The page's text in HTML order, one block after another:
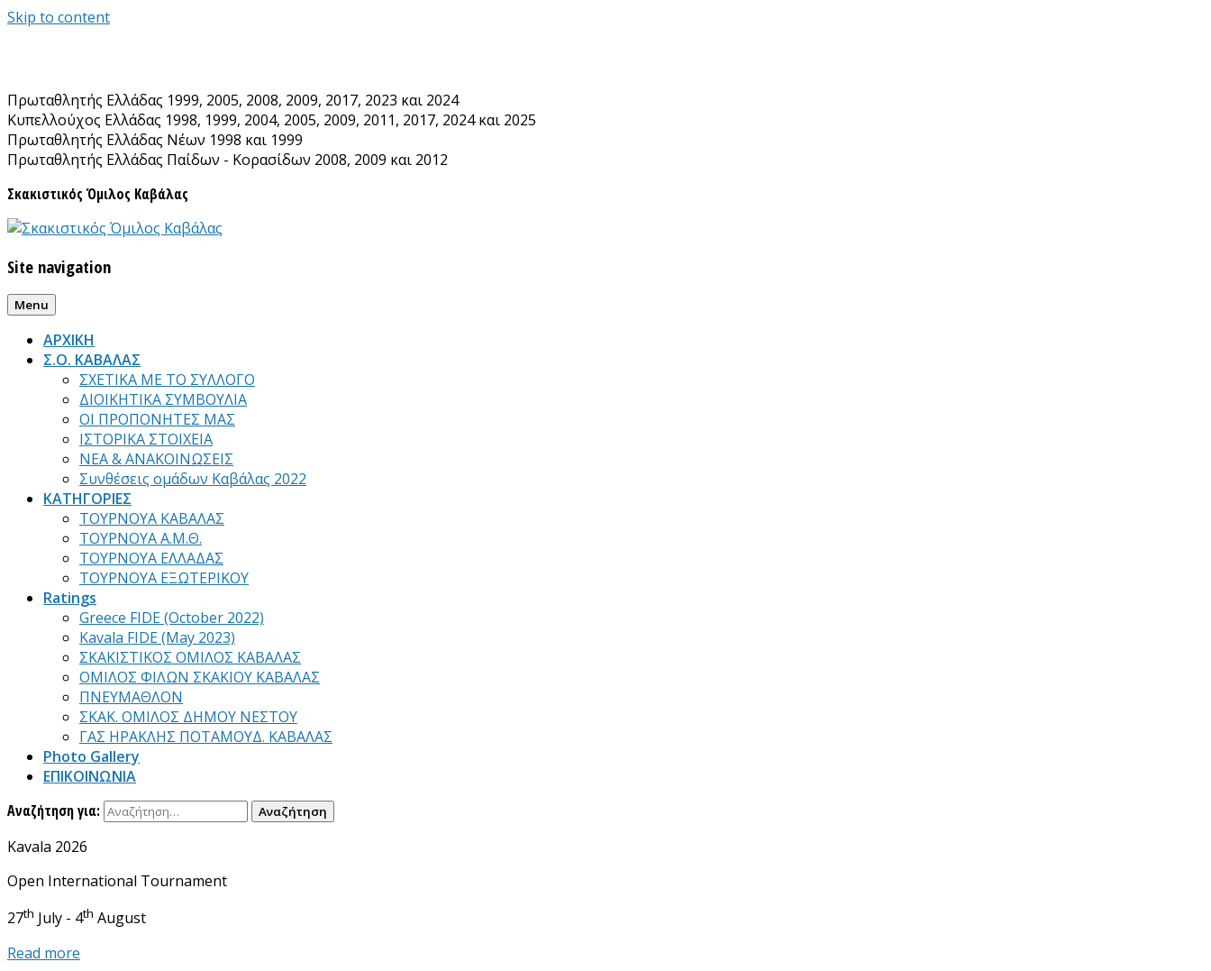
Skip to content
Πρωταθλητής Ελλάδας 1999, 2005, 2008, 2009, 2017, 2023 και 2024
Κυπελλούχος Ελλάδας 1998, 1999, 2004, 2005, 2009, 2011, 2017, 2024 και 2025
Πρωταθλητής Ελλάδας Νέων 1998 και 1999
Πρωταθλητής Ελλάδας Παίδων - Κορασίδων 2008, 2009 και 2012
Σκακιστικός Όμιλος Καβάλας
Site navigation
Menu
ΑΡΧΙΚΗ
Σ.Ο. ΚΑΒΑΛΑΣ
ΣΧΕΤΙΚΑ ΜΕ ΤΟ ΣΥΛΛΟΓΟ
ΔΙΟΙΚΗΤΙΚΑ ΣΥΜΒΟΥΛΙΑ
ΟΙ ΠΡΟΠΟΝΗΤΕΣ ΜΑΣ
ΙΣΤΟΡΙΚΑ ΣΤΟΙΧΕΙΑ
ΝΕΑ & ΑΝΑΚΟΙΝΩΣΕΙΣ
Συνθέσεις ομάδων Καβάλας 2022
ΚΑΤΗΓΟΡΙΕΣ
ΤΟΥΡΝΟΥΑ ΚΑΒΑΛΑΣ
ΤΟΥΡΝΟΥΑ Α.Μ.Θ.
ΤΟΥΡΝΟΥΑ ΕΛΛΑΔΑΣ
ΤΟΥΡΝΟΥΑ ΕΞΩΤΕΡΙΚΟΥ
Ratings
Greece FIDE (October 2022)
Kavala FIDE (May 2023)
ΣΚΑΚΙΣΤΙΚΟΣ ΟΜΙΛΟΣ ΚΑΒΑΛΑΣ
ΟΜΙΛΟΣ ΦΙΛΩΝ ΣΚΑΚΙΟΥ ΚΑΒΑΛΑΣ
ΠΝΕΥΜΑΘΛΟΝ
ΣΚΑΚ. ΟΜΙΛΟΣ ΔΗΜΟΥ ΝΕΣΤΟΥ
ΓΑΣ ΗΡΑΚΛΗΣ ΠΟΤΑΜΟΥΔ. ΚΑΒΑΛΑΣ
Photo Gallery
ΕΠΙΚΟΙΝΩΝΙΑ
Αναζήτηση για:
Kavala 2026
Open International Tournament
27th July - 4th August
Read more